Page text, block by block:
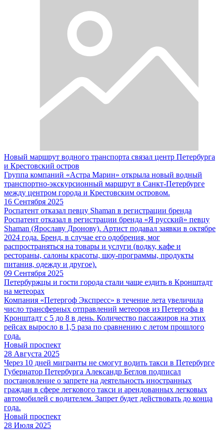
Новый маршрут водного транспорта связал центр Петербурга
и Крестовский остров
Группа компаний «Астра Марин» открыла новый водный
транспортно-экскурсионный маршрут в Санкт-Петербурге
между центром города и Крестовским островом.
16 Сентября 2025
Роспатент отказал певцу Shaman в регистрации бренда
Роспатент отказал в регистрации бренда «Я русский» певцу
Shaman (Ярославу Дронову). Артист подавал заявки в октябре
2024 года. Бренд, в случае его одобрения, мог
распространяться на товары и услуги (водку, кафе и
рестораны, салоны красоты, шоу-программы, продукты
питания, одежду и другое).
09 Сентября 2025
Петербуржцы и гости города стали чаще ездить в Кронштадт
на метеорах
Компания «Петергоф Экспресс» в течение лета увеличила
число трансферных отправлений метеоров из Петергофа в
Кронштадт с 5 до 8 в день. Количество пассажиров на этих
рейсах выросло в 1,5 раза по сравнению с летом прошлого
года.
Новый проспект
28 Августа 2025
Через 10 дней мигранты не смогут водить такси в Петербурге
Губернатор Петербурга Александр Беглов подписал
постановление о запрете на деятельность иностранных
граждан в сфере легкового такси и арендованных легковых
автомобилей с водителем. Запрет будет действовать до конца
года.
Новый проспект
28 Июля 2025